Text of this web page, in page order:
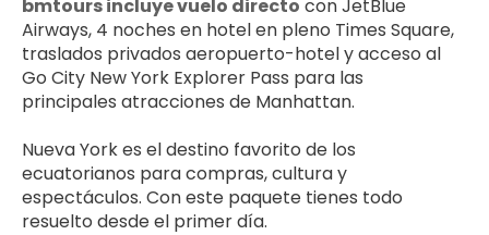
bmtours incluye vuelo directo con JetBlue
Airways, 4 noches en hotel en pleno Times Square,
traslados privados aeropuerto-hotel y acceso al
Go City New York Explorer Pass para las
principales atracciones de Manhattan.
Nueva York es el destino favorito de los
ecuatorianos para compras, cultura y
espectáculos. Con este paquete tienes todo
resuelto desde el primer día.